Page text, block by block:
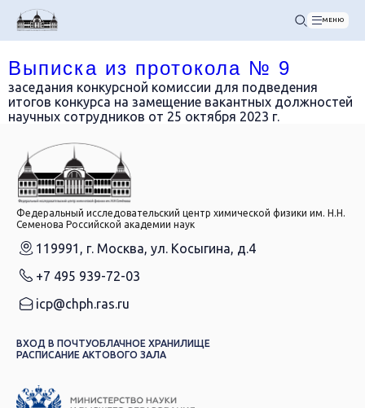
МЕНЮ
Выписка из протокола № 9
заседания конкурсной комиссии для подведения
итогов конкурса на замещение вакантных должностей
научных сотрудников от 25 октября 2023 г.
Федеральный исследовательский центр химической физики им. Н.Н.
Семенова Российской академии наук
119991, г. Москва, ул. Косыгина, д.4
+7 495 939-72-03
icp@chph.ras.ru
ВХОД В ПОЧТУОБЛАЧНОЕ ХРАНИЛИЩЕ
РАСПИСАНИЕ АКТОВОГО ЗАЛА